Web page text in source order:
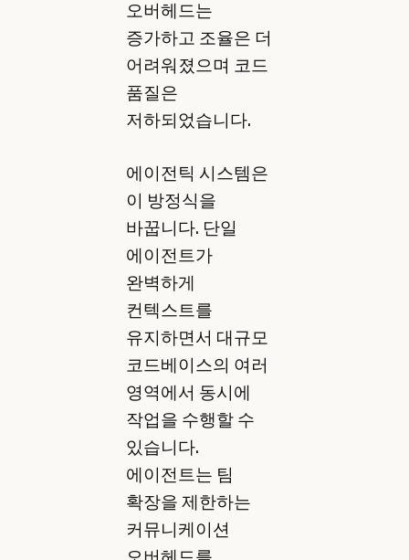
오버헤드는
증가하고 조율은 더
어려워졌으며 코드
품질은
저하되었습니다.
에이전틱 시스템은
이 방정식을
바꿉니다. 단일
에이전트가
완벽하게
컨텍스트를
유지하면서 대규모
코드베이스의 여러
영역에서 동시에
작업을 수행할 수
있습니다.
에이전트는 팀
확장을 제한하는
커뮤니케이션